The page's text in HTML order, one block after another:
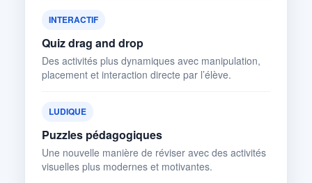
INTERACTIF
Quiz drag and drop
Des activités plus dynamiques avec manipulation,
placement et interaction directe par l’élève.
LUDIQUE
Puzzles pédagogiques
Une nouvelle manière de réviser avec des activités
visuelles plus modernes et motivantes.